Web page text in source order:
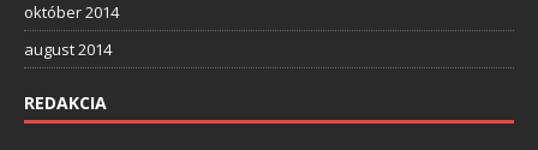
október 2014
august 2014
REDAKCIA